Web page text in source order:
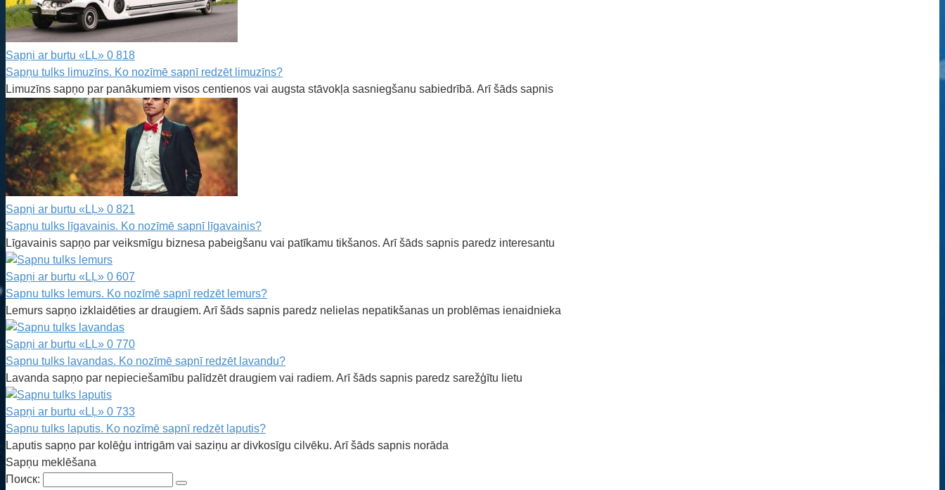
Sapņi ar burtu «LĻ» 0 818
Sapņu tulks limuzīns. Ko nozīmē sapnī redzēt limuzīns?
Limuzīns sapņo par panākumiem visos centienos vai augsta stāvokļa sasniegšanu sabiedrībā. Arī šāds sapnis
Sapņi ar burtu «LĻ» 0 821
Sapņu tulks līgavainis. Ko nozīmē sapnī līgavainis?
Līgavainis sapņo par veiksmīgu biznesa pabeigšanu vai patīkamu tikšanos. Arī šāds sapnis paredz interesantu
Sapņi ar burtu «LĻ» 0 607
Sapnu tulks lemurs. Ko nozīmē sapnī redzēt lemurs?
Lemurs sapņo izklaidēties ar draugiem. Arī šāds sapnis paredz nelielas nepatikšanas un problēmas ienaidnieka
Sapņi ar burtu «LĻ» 0 770
Sapnu tulks lavandas. Ko nozīmē sapnī redzēt lavandu?
Lavanda sapņo par nepieciešamību palīdzēt draugiem vai radiem. Arī šāds sapnis paredz sarežģītu lietu
Sapņi ar burtu «LĻ» 0 733
Sapnu tulks laputis. Ko nozīmē sapnī redzēt laputis?
Laputis sapņo par kolēģu intrigām vai saziņu ar divkosīgu cilvēku. Arī šāds sapnis norāda
Sapņu meklēšana
Поиск: